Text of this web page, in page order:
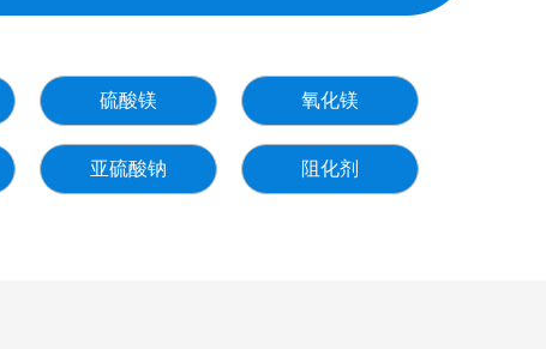
硫酸镁 氧化镁
亚硫酸钠 阻化剂